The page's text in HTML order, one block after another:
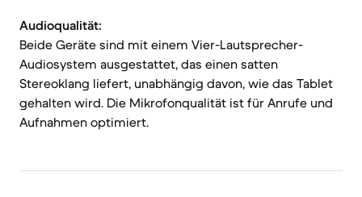
Audioqualität:
Beide Geräte sind mit einem Vier-Lautsprecher-
Audiosystem ausgestattet, das einen satten
Stereoklang liefert, unabhängig davon, wie das Tablet
gehalten wird. Die Mikrofonqualität ist für Anrufe und
Aufnahmen optimiert.